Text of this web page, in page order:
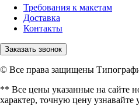
Требования к макетам
Доставка
Контакты
Заказать звонок
© Все права защищены
** Все цены указанные на сайте
характер, точную цену узнавайте